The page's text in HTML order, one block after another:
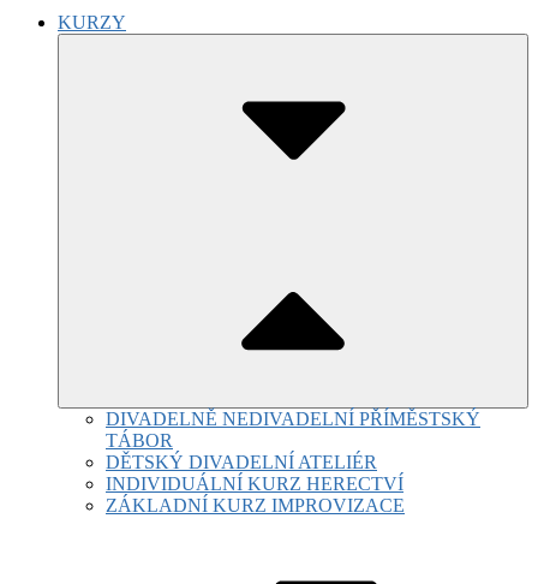
KURZY
DIVADELNĚ NEDIVADELNÍ PŘÍMĚSTSKÝ
TÁBOR
DĚTSKÝ DIVADELNÍ ATELIÉR
INDIVIDUÁLNÍ KURZ HERECTVÍ
ZÁKLADNÍ KURZ IMPROVIZACE